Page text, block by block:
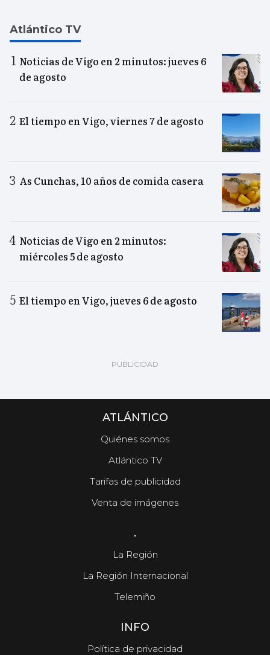
Atlántico TV
Noticias de Vigo en 2 minutos: jueves 6
de agosto
El tiempo en Vigo, viernes 7 de agosto
As Cunchas, 10 años de comida casera
Noticias de Vigo en 2 minutos:
miércoles 5 de agosto
El tiempo en Vigo, jueves 6 de agosto
ATLÁNTICO
Quiénes somos
Atlántico TV
Tarifas de publicidad
Venta de imágenes
.
La Región
La Región Internacional
Telemiño
INFO
Política de privacidad